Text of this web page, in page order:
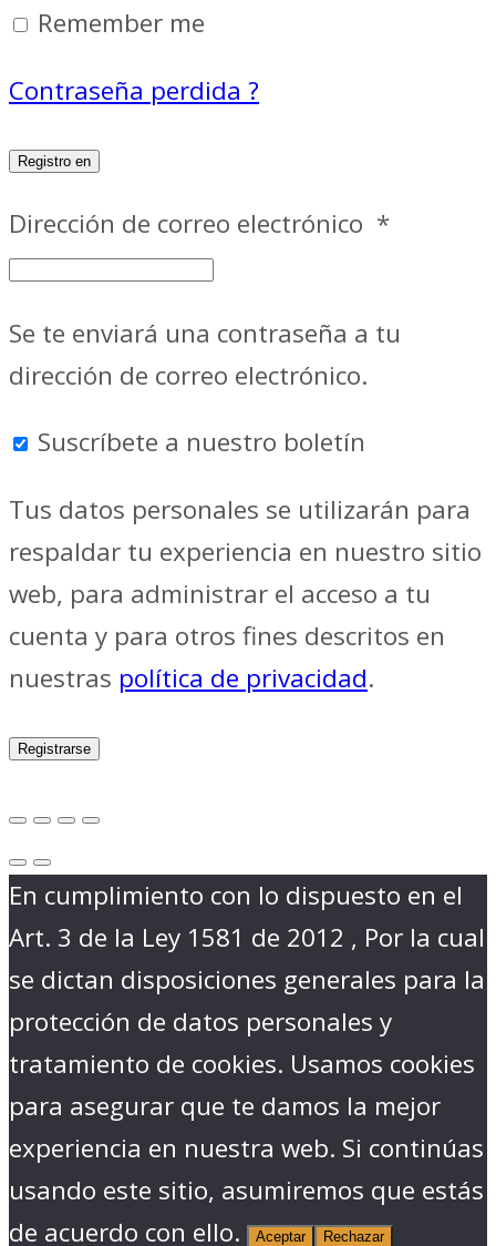
Remember me
Contraseña perdida ?
Registro en
Dirección de correo electrónico *
Se te enviará una contraseña a tu
dirección de correo electrónico.
Suscríbete a nuestro boletín
Tus datos personales se utilizarán para
respaldar tu experiencia en nuestro sitio
web, para administrar el acceso a tu
cuenta y para otros fines descritos en
nuestras política de privacidad.
Registrarse
En cumplimiento con lo dispuesto en el
Art. 3 de la Ley 1581 de 2012 , Por la cual
se dictan disposiciones generales para la
protección de datos personales y
tratamiento de cookies. Usamos cookies
para asegurar que te damos la mejor
experiencia en nuestra web. Si continúas
usando este sitio, asumiremos que estás
de acuerdo con ello.
Aceptar Rechazar